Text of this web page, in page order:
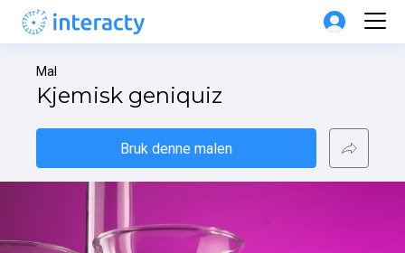
Mal
Kjemisk geniquiz
Bruk denne malen